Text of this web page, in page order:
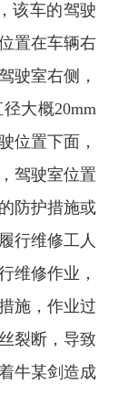
该车的驾驶
置在车辆右
驶室右侧，
大概20mm
位置下面，
驾驶室位置
防护措施或
行维修工人
维修作业，
施，作业过
裂断，导致
牛某剑造成